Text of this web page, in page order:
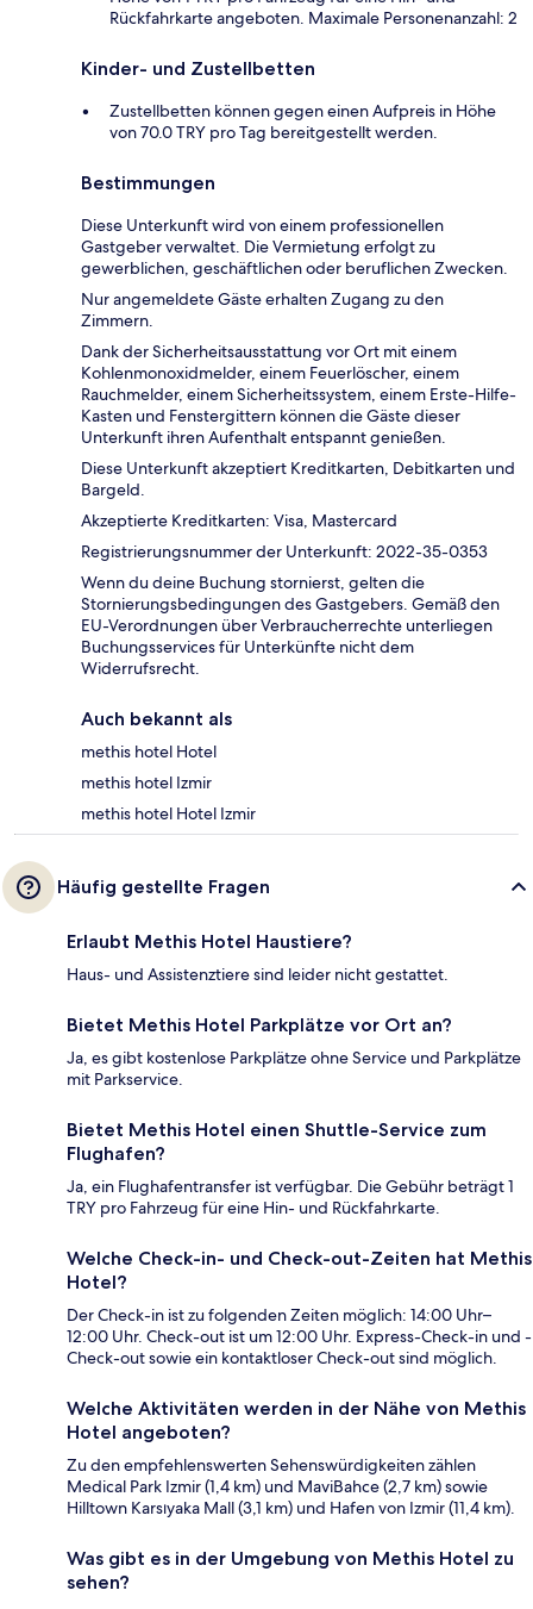
Rückfahrkarte angeboten. Maximale Personenanzahl: 2
Kinder- und Zustellbetten
Zustellbetten können gegen einen Aufpreis in Höhe
von 70.0 TRY pro Tag bereitgestellt werden.
Bestimmungen
Diese Unterkunft wird von einem professionellen
Gastgeber verwaltet. Die Vermietung erfolgt zu
gewerblichen, geschäftlichen oder beruflichen Zwecken.
Nur angemeldete Gäste erhalten Zugang zu den
Zimmern.
Dank der Sicherheitsausstattung vor Ort mit einem
Kohlenmonoxidmelder, einem Feuerlöscher, einem
Rauchmelder, einem Sicherheitssystem, einem Erste-Hilfe-
Kasten und Fenstergittern können die Gäste dieser
Unterkunft ihren Aufenthalt entspannt genießen.
Diese Unterkunft akzeptiert Kreditkarten, Debitkarten und
Bargeld.
Akzeptierte Kreditkarten: Visa, Mastercard
Registrierungsnummer der Unterkunft: 2022-35-0353
Wenn du deine Buchung stornierst, gelten die
Stornierungsbedingungen des Gastgebers. Gemäß den
EU-Verordnungen über Verbraucherrechte unterliegen
Buchungsservices für Unterkünfte nicht dem
Widerrufsrecht.
Auch bekannt als
methis hotel Hotel
methis hotel Izmir
methis hotel Hotel Izmir
Häufig gestellte Fragen
Erlaubt Methis Hotel Haustiere?
Haus- und Assistenztiere sind leider nicht gestattet.
Bietet Methis Hotel Parkplätze vor Ort an?
Ja, es gibt kostenlose Parkplätze ohne Service und Parkplätze
mit Parkservice.
Bietet Methis Hotel einen Shuttle-Service zum
Flughafen?
Ja, ein Flughafentransfer ist verfügbar. Die Gebühr beträgt 1
TRY pro Fahrzeug für eine Hin- und Rückfahrkarte.
Welche Check-in- und Check-out-Zeiten hat Methis
Hotel?
Der Check-in ist zu folgenden Zeiten möglich: 14:00 Uhr–
12:00 Uhr. Check-out ist um 12:00 Uhr. Express-Check-in und -
Check-out sowie ein kontaktloser Check-out sind möglich.
Welche Aktivitäten werden in der Nähe von Methis
Hotel angeboten?
Zu den empfehlenswerten Sehenswürdigkeiten zählen
Medical Park Izmir (1,4 km) und MaviBahce (2,7 km) sowie
Hilltown Karsıyaka Mall (3,1 km) und Hafen von Izmir (11,4 km).
Was gibt es in der Umgebung von Methis Hotel zu
sehen?